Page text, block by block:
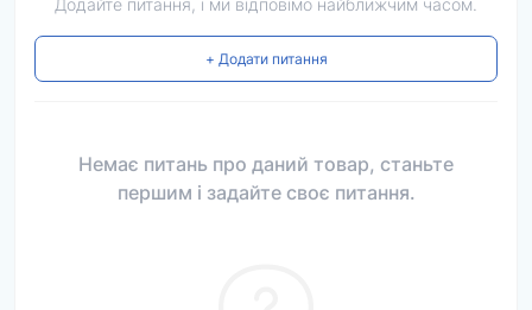
Додайте питання, і ми відповімо найближчим часом.
+ Додати питання
Немає питань про даний товар, станьте
першим і задайте своє питання.